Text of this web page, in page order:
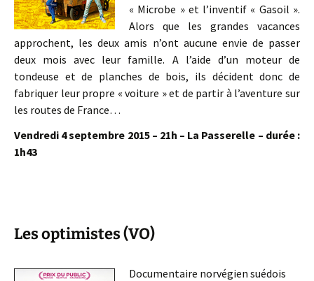
« Microbe » et l’inventif « Gasoil ».
Alors que les grandes vacances
approchent, les deux amis n’ont aucune envie de passer
deux mois avec leur famille. A l’aide d’un moteur de
tondeuse et de planches de bois, ils décident donc de
fabriquer leur propre « voiture » et de partir à l’aventure sur
les routes de France…
Vendredi 4 septembre 2015 – 21h – La Passerelle – durée :
1h43
Les optimistes (VO)
Documentaire norvégien suédois